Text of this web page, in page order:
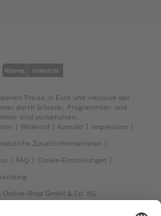
Preise in Euro und inklusive der
durch Schreib-, Programmier- und
sind vorbehalten.
Widerruf Kontakt
Impressum
Zusatzinformationen
FAQ
Cookie-Einstellungen
Shop GmbH & Co. KG